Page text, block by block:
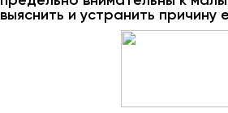
выяснить и устранить причину